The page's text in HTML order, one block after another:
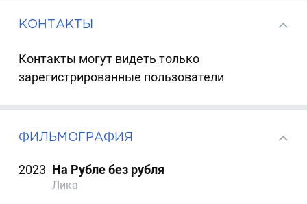
КОНТАКТЫ
Контакты могут видеть только
зарегистрированные пользователи
ФИЛЬМОГРАФИЯ
2023 На Рубле без рубля
Лика